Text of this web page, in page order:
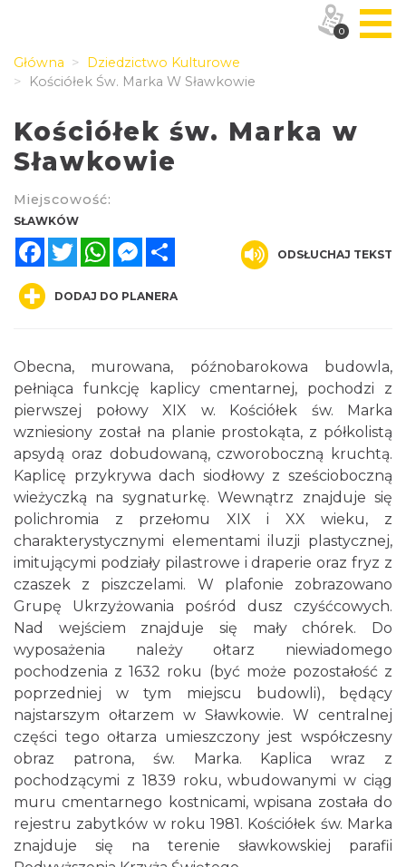
Główna
Dziedzictwo Kulturowe
Kościółek Św. Marka W Sławkowie
Kościółek św. Marka w
Sławkowie
Miejscowość:
SŁAWKÓW
FacebookTwitterWhatsAppMessenger
ODSŁUCHAJ TEKST
DODAJ DO PLANERA
Obecna, murowana, późnobarokowa budowla,
pełniąca funkcję kaplicy cmentarnej, pochodzi z
pierwszej połowy XIX w. Kościółek św. Marka
wzniesiony został na planie prostokąta, z półkolistą
apsydą oraz dobudowaną, czworoboczną kruchtą.
Kaplicę przykrywa dach siodłowy z sześcioboczną
wieżyczką na sygnaturkę. Wewnątrz znajduje się
polichromia z przełomu XIX i XX wieku, z
charakterystycznymi elementami iluzji plastycznej,
imitującymi podziały pilastrowe i draperie oraz fryz z
czaszek z piszczelami. W plafonie zobrazowano
Grupę Ukrzyżowania pośród dusz czyśćcowych.
Nad wejściem znajduje się mały chórek. Do
wyposażenia należy ołtarz niewiadomego
pochodzenia z 1632 roku (być może pozostałość z
poprzedniej w tym miejscu budowli), będący
najstarszym ołtarzem w Sławkowie. W centralnej
części tego ołtarza umieszczony jest współczesny
obraz patrona, św. Marka. Kaplica wraz z
pochodzącymi z 1839 roku, wbudowanymi w ciąg
muru cmentarnego kostnicami, wpisana została do
rejestru zabytków w roku 1981. Kościółek św. Marka
znajduje się na terenie sławkowskiej parafii
0